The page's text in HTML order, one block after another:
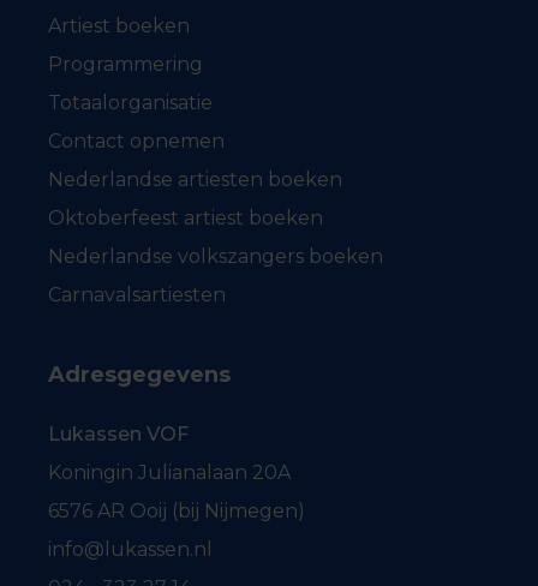
Artiest boeken
Programmering
Totaalorganisatie
Contact opnemen
Nederlandse artiesten boeken
Oktoberfeest artiest boeken
Nederlandse volkszangers boeken
Carnavalsartiesten
Adresgegevens
Lukassen VOF
Koningin Julianalaan 20A
6576 AR Ooij (bij Nijmegen)
info@lukassen.nl